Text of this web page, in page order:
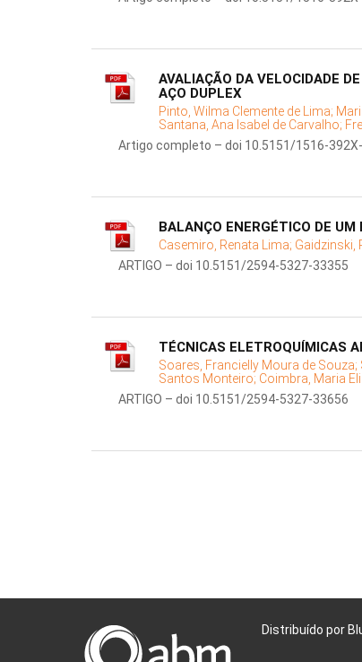
AVALIAÇÃO DA VELOCIDADE
AÇO DUPLEX
Pinto, Wilma Clemente de Lima;
Santana, Ana Isabel de Carvalho;
Artigo completo – doi 10.5151/1516-
BALANÇO ENERGÉTICO DE UM
Casemiro, Renata Lima; Gaidzinski,
ARTIGO – doi 10.5151/2594-5327-33355
TÉCNICAS ELETROQUÍMICAS
Soares, Francielly Moura de Souza;
Santos Monteiro; Coimbra, Maria
ARTIGO – doi 10.5151/2594-5327-33656
Distribuído por